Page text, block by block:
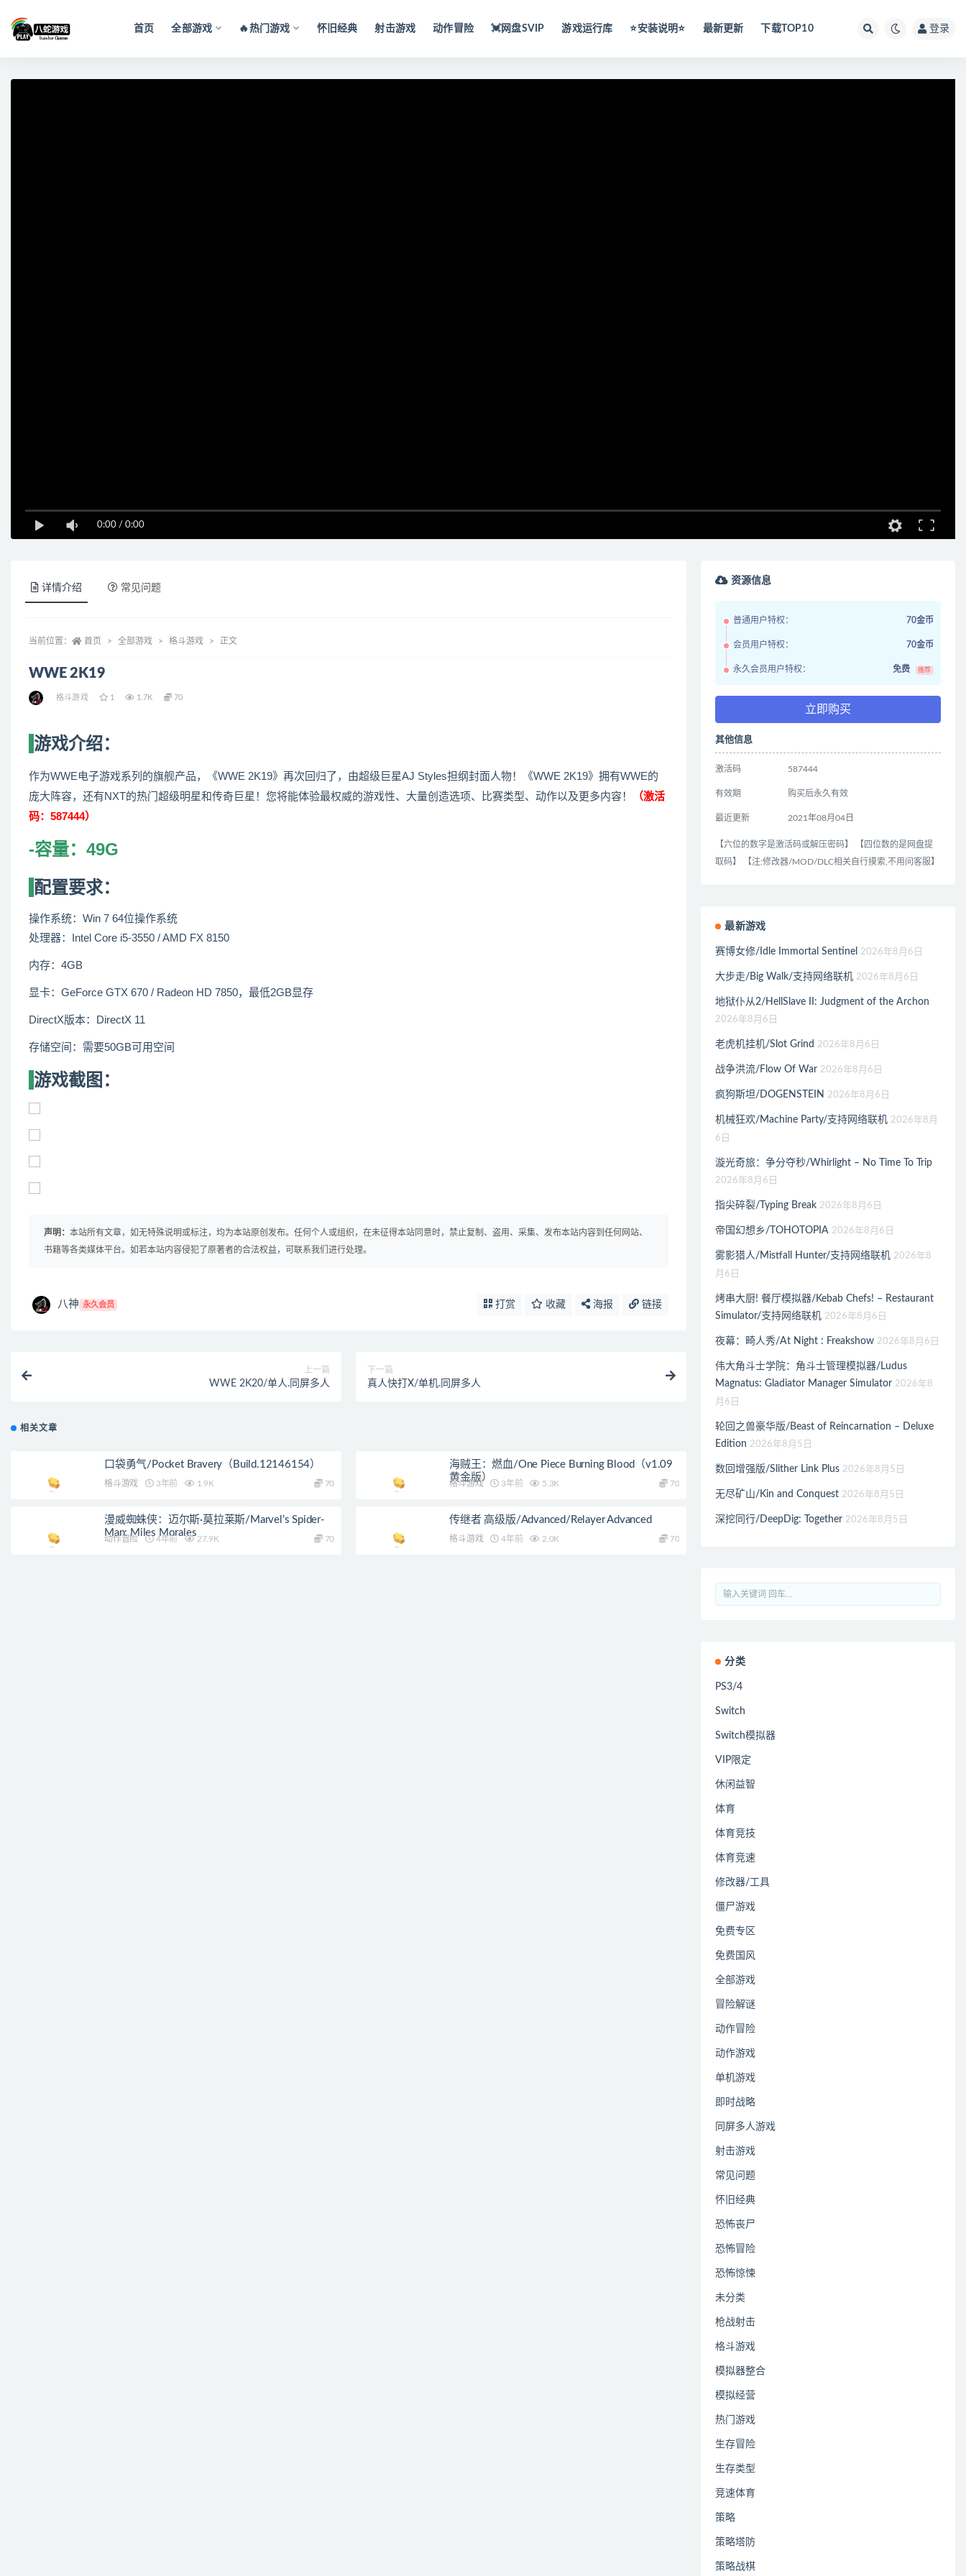
首页 全部游戏 🔥热门游戏 怀旧经典 射击游戏 动作冒险 💓网盘SVIP 游戏运行库 ⭐️安装说明⭐️ 最新更新 下载TOP10 登录
0:00 / 0:00
详情介绍 常见问题
当前位置： 首页 全部游戏 格斗游戏 正文
WWE 2K19
格斗游戏 1 1.7K 70
游戏介绍：
作为WWE电子游戏系列的旗舰产品，《WWE 2K19》再次回归了，由超级巨星AJ Styles担纲封面人物！《WWE 2K19》拥有WWE的
庞大阵容，还有NXT的热门超级明星和传奇巨星！您将能体验最权威的游戏性、大量创造选项、比赛类型、动作以及更多内容！
（激活
码：587444）
-容量：49G
配置要求：
操作系统：Win 7 64位操作系统
处理器：Intel Core i5-3550 / AMD FX 8150
内存：4GB
显卡：GeForce GTX 670 / Radeon HD 7850，最低2GB显存
DirectX版本：DirectX 11
存储空间：需要50GB可用空间
游戏截图：
声明： 本站所有文章，如无特殊说明或标注，均为本站原创发布。任何个人或组织，在未征得本站同意时，禁止复制、盗用、采集、发布本站内容到任何网站、
书籍等各类媒体平台。如若本站内容侵犯了原著者的合法权益，可联系我们进行处理。
八神 永久会员 打赏 收藏 海报 链接
上一篇
WWE 2K20/单人.同屏多人
下一篇
真人快打X/单机.同屏多人
相关文章
口袋勇气/Pocket Bravery（Build.12146154）
格斗游戏 3年前 1.9K 70
海贼王：燃血/One Piece Burning Blood（v1.09
黄金版）
格斗游戏 3年前 5.3K 70
漫威蜘蛛侠：迈尔斯·莫拉莱斯/Marvel’s Spider-
Man: Miles Morales
动作冒险 4年前 27.9K 70
传继者 高级版/Advanced/Relayer Advanced
格斗游戏 4年前 2.0K 70
资源信息
普通用户特权： 70金币
会员用户特权： 70金币
永久会员用户特权： 免费 推荐
立即购买
其他信息
激活码 587444
有效期 购买后永久有效
最近更新 2021年08月04日
【六位的数字是激活码或解压密码】 【四位数的是网盘提
取码】 【注:修改器/MOD/DLC相关自行摸索,不用问客服】
最新游戏
赛博女修/Idle Immortal Sentinel 2026年8月6日
大步走/Big Walk/支持网络联机 2026年8月6日
地狱仆从2/HellSlave II: Judgment of the Archon
2026年8月6日
老虎机挂机/Slot Grind 2026年8月6日
战争洪流/Flow Of War 2026年8月6日
疯狗斯坦/DOGENSTEIN 2026年8月6日
机械狂欢/Machine Party/支持网络联机 2026年8月
6日
漩光奇旅：争分夺秒/Whirlight – No Time To Trip
2026年8月6日
指尖碎裂/Typing Break 2026年8月6日
帝国幻想乡/TOHOTOPIA 2026年8月6日
雾影猎人/Mistfall Hunter/支持网络联机 2026年8
月6日
烤串大厨! 餐厅模拟器/Kebab Chefs! – Restaurant
Simulator/支持网络联机 2026年8月6日
夜幕：畸人秀/At Night : Freakshow 2026年8月6日
伟大角斗士学院：角斗士管理模拟器/Ludus
Magnatus: Gladiator Manager Simulator 2026年8
月6日
轮回之兽豪华版/Beast of Reincarnation – Deluxe
Edition 2026年8月5日
数回增强版/Slither Link Plus 2026年8月5日
无尽矿山/Kin and Conquest 2026年8月5日
深挖同行/DeepDig: Together 2026年8月5日
分类
PS3/4
Switch
Switch模拟器
VIP限定
休闲益智
体育
体育竞技
体育竞速
修改器/工具
僵尸游戏
免费专区
免费国风
全部游戏
冒险解谜
动作冒险
动作游戏
单机游戏
即时战略
同屏多人游戏
射击游戏
常见问题
怀旧经典
恐怖丧尸
恐怖冒险
恐怖惊悚
未分类
枪战射击
格斗游戏
模拟器整合
模拟经营
热门游戏
生存冒险
生存类型
竞速体育
策略
策略塔防
策略战棋